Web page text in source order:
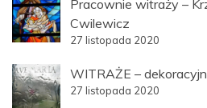
Pracownie witraży –
Cwilewicz
27 listopada 2020
WITRAŻE –
27 listopada 2020